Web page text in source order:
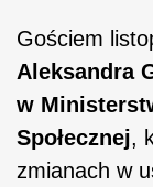
Gościem
Aleksandra
w
Społecznej,
zmianach w